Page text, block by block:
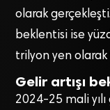
olarak
beklentisi ise
trilyon yen
Gelir artışı
2024-25 mali